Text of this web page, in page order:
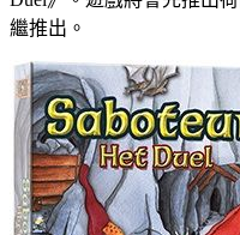
繼推出。